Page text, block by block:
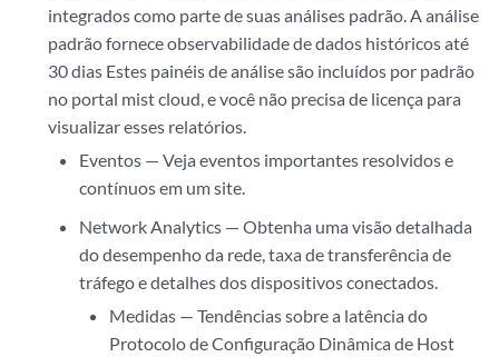
integrados como parte de suas análises padrão. A análise
padrão fornece observabilidade de dados históricos até
30 dias Estes painéis de análise são incluídos por padrão
no portal mist cloud, e você não precisa de licença para
visualizar esses relatórios.
Eventos — Veja eventos importantes resolvidos e
contínuos em um site.
Network Analytics — Obtenha uma visão detalhada
do desempenho da rede, taxa de transferência de
tráfego e detalhes dos dispositivos conectados.
Medidas — Tendências sobre a latência do
Protocolo de Configuração Dinâmica de Host